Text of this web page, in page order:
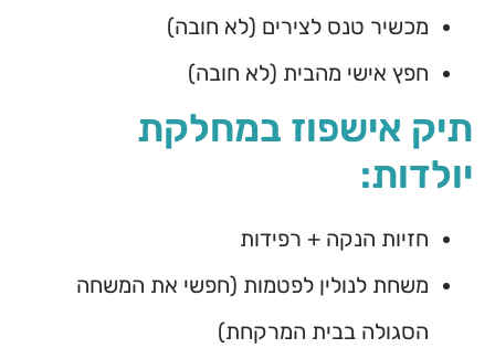
מכשיר טנס לצירים (לא חובה)
חפץ אישי מהבית (לא חובה)
תיק אישפוז במחלקת
יולדות:
חזיות הנקה + רפידות
משחת לנולין לפטמות (חפשי את המשחה
הסגולה בבית המרקחת)